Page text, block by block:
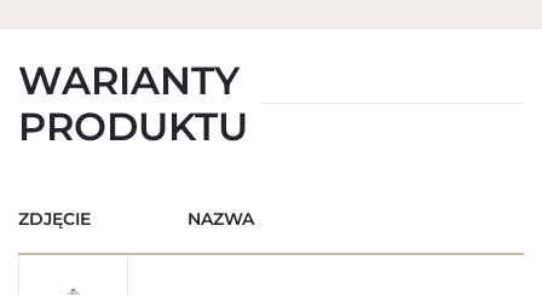
WARIANTY
PRODUKTU
ZDJĘCIE NAZWA